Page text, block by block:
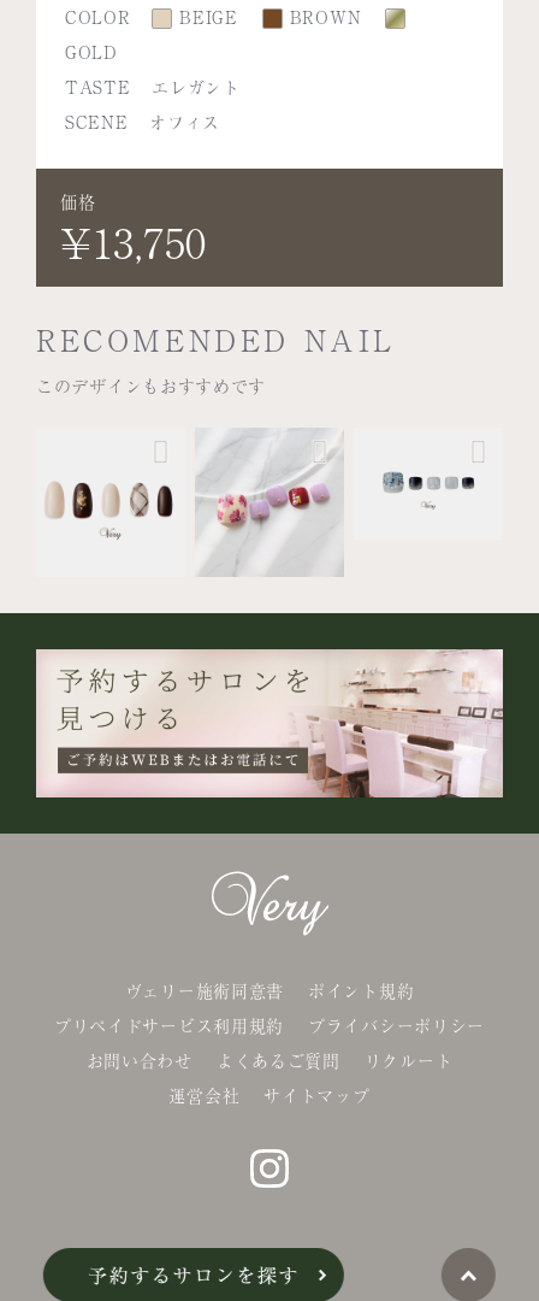
COLOR
BEIGE
BROWN
GOLD
TASTE
エレガント
SCENE
オフィス
価格
¥13,750
RECOMENDED NAIL
このデザインもおすすめです
ヴェリー施術同意書
ポイント規約
プリペイドサービス利用規約
プライバシーポリシー
お問い合わせ
よくあるご質問
リクルート
運営会社
サイトマップ
©Belle-x. co.,Ltd.